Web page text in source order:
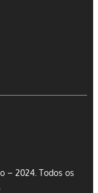
– 2024. Todos os